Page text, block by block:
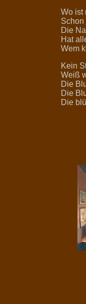
Wo ist
Schon
Die
Hat
Wem
Kein
Weiß
Die
Die
Die